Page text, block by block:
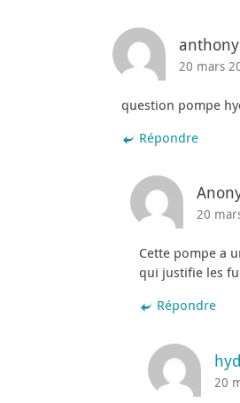
anthony
20 mars
question pompe
Répondre
20
Cette pompe a
qui justifie les
Répondre
20